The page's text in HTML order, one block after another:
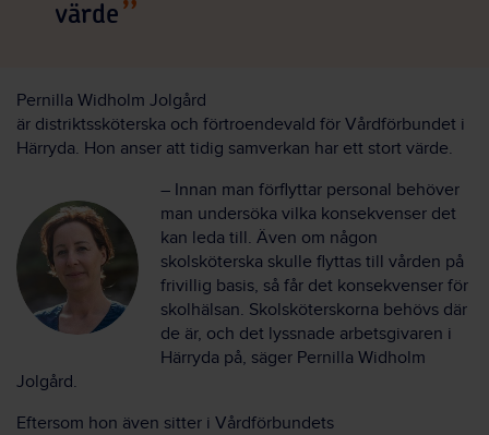
värde
Pernilla Widholm Jolgård
är distriktssköterska och förtroendevald för Vårdförbundet i
Härryda. Hon anser att tidig samverkan har ett stort värde.
– Innan man förflyttar personal behöver
man undersöka vilka konsekvenser det
kan leda till. Även om någon
skolsköterska skulle flyttas till vården på
frivillig basis, så får det konsekvenser för
skolhälsan. Skolsköterskorna behövs där
de är, och det lyssnade arbetsgivaren i
Härryda på, säger Pernilla Widholm
Jolgård.
Eftersom hon även sitter i Vårdförbundets